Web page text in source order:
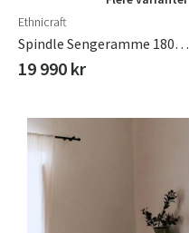
Ethnicraft
Spindle Sengeramme 180x200 Eg
19 990 kr